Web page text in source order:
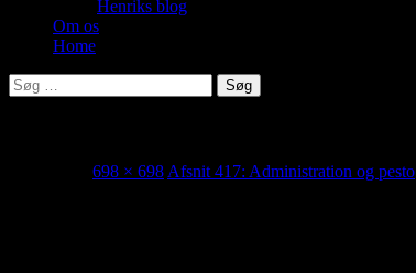
Henriks blog
Om os
Home
Søg
efter:
698 × 698 Afsnit 417: Administration og pesto